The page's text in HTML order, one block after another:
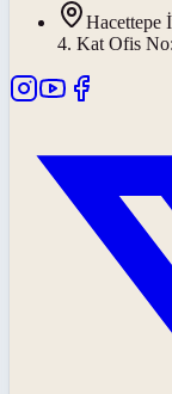
Hacettepe
4. Kat Ofis